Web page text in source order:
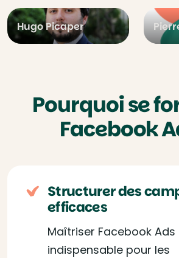
Hugo Picaper
Pourquoi se
Facebook
Structurer des
efficaces
Maîtriser Facebook
indispensable pour les